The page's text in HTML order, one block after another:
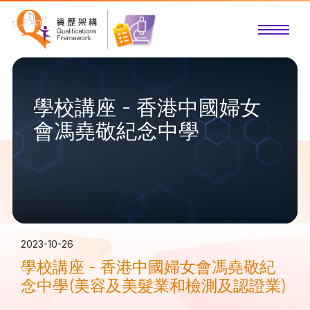
學校講座 - 香港中國婦女
會馮堯敬紀念中學
2023-10-26
學校講座 - 香港中國婦女會馮堯敬紀
念中學(美容及美髮業和檢測及認證業)